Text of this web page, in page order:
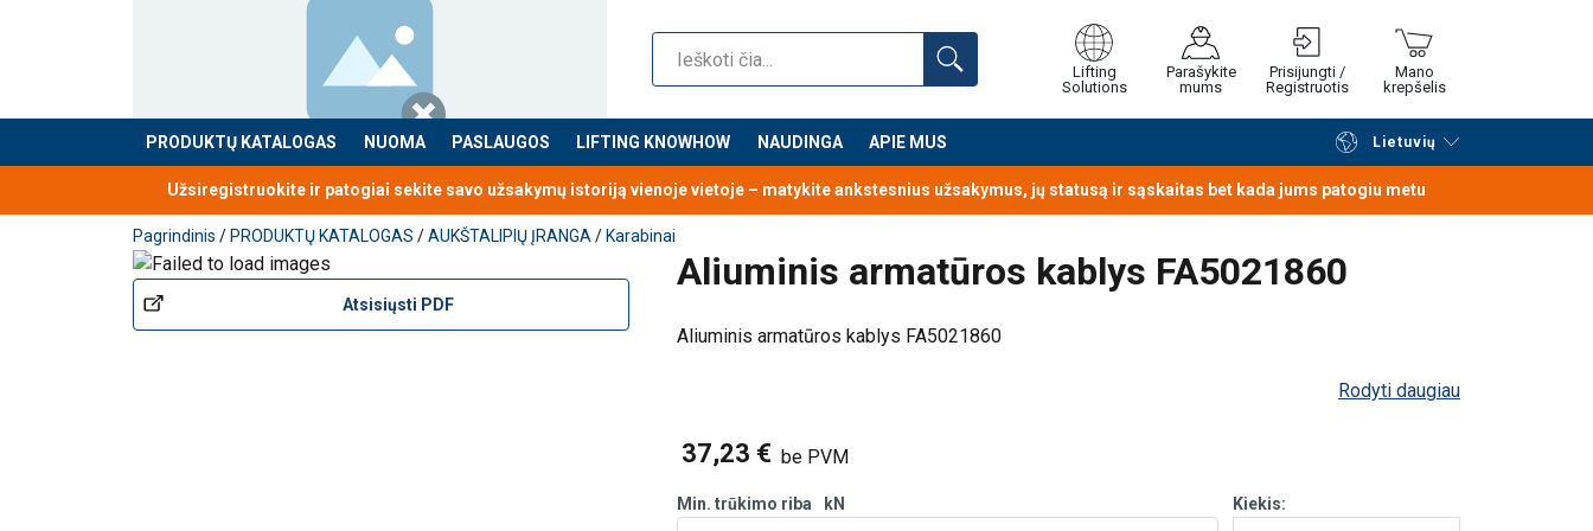
Lifting
Solutions
Parašykite
mums
Prisijungti /
Registruotis
Mano
krepšelis
PRODUKTŲ KATALOGAS NUOMA PASLAUGOS LIFTING KNOWHOW NAUDINGA APIE MUS Lietuvių
Produktas buvo pridėtas prie jūsų užklausos Tęsti naršymą Tęsti pirkimą
Užsiregistruokite ir patogiai sekite savo užsakymų istoriją vienoje vietoje – matykite ankstesnius užsakymus, jų statusą ir sąskaitas bet kada jums patogiu metu
Pagrindinis / PRODUKTŲ KATALOGAS /AUKŠTALIPIŲ ĮRANGA / Karabinai
Aliuminis armatūros kablys FA5021860
Atsisiųsti PDF
Aliuminis armatūros kablys FA5021860
Rodyti daugiau
37,23 € be PVM
Min. trūkimo riba kN Kiekis: